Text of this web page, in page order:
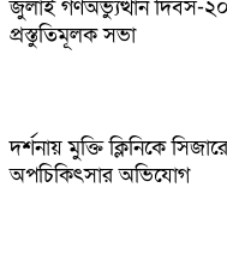
জুলাই গণঅভ্যুত্থান দিবস-
প্রস্তুতিমূলক সভা
দর্শনায় মুক্তি ক্লিনিকে
অপচিকিৎসার অভিযোগ